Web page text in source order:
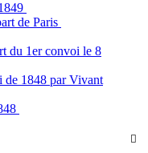
de Paris
du 1er convoi le 8
de 1848 par Vivant
